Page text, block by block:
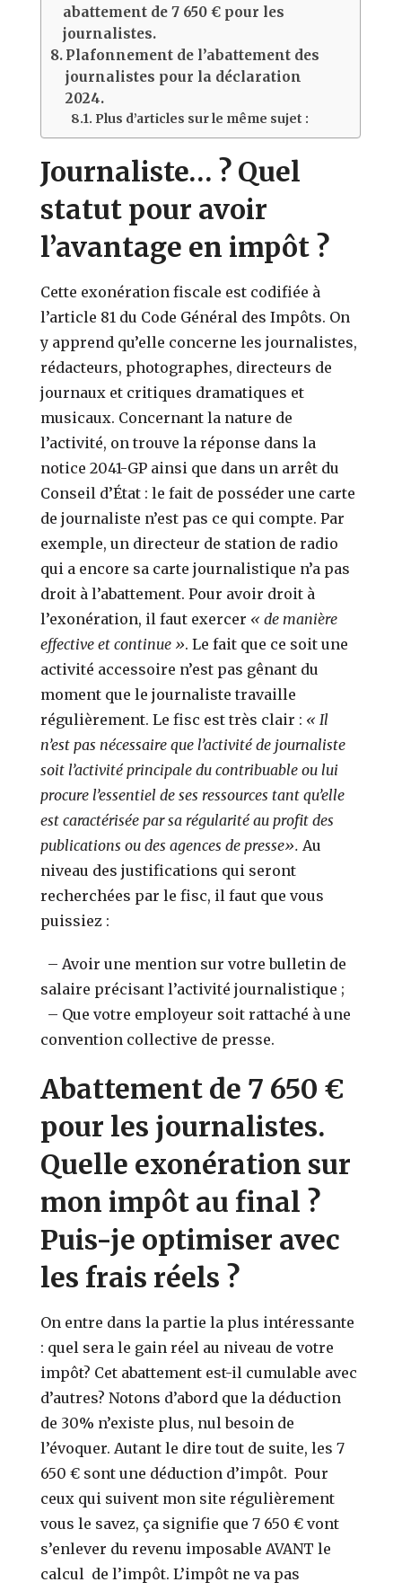
abattement de 7 650 € pour les
journalistes.
Plafonnement de l’abattement des
journalistes pour la déclaration
2024.
Plus d’articles sur le même sujet :
Journaliste… ? Quel
statut pour avoir
l’avantage en impôt ?
Cette exonération fiscale est codifiée à
l’article 81 du Code Général des Impôts. On
y apprend qu’elle concerne les journalistes,
rédacteurs, photographes, directeurs de
journaux et critiques dramatiques et
musicaux. Concernant la nature de
l’activité, on trouve la réponse dans la
notice 2041-GP ainsi que dans un arrêt du
Conseil d’État : le fait de posséder une carte
de journaliste n’est pas ce qui compte. Par
exemple, un directeur de station de radio
qui a encore sa carte journalistique n’a pas
droit à l’abattement. Pour avoir droit à
l’exonération, il faut exercer « de manière
effective et continue ». Le fait que ce soit une
activité accessoire n’est pas gênant du
moment que le journaliste travaille
régulièrement. Le fisc est très clair : « Il
n’est pas nécessaire que l’activité de journaliste
soit l’activité principale du contribuable ou lui
procure l’essentiel de ses ressources tant qu’elle
est caractérisée par sa régularité au profit des
publications ou des agences de presse». Au
niveau des justifications qui seront
recherchées par le fisc, il faut que vous
puissiez :
– Avoir une mention sur votre bulletin de
salaire précisant l’activité journalistique ;
– Que votre employeur soit rattaché à une
convention collective de presse.
Abattement de 7 650 €
pour les journalistes.
Quelle exonération sur
mon impôt au final ?
Puis-je optimiser avec
les frais réels ?
On entre dans la partie la plus intéressante
: quel sera le gain réel au niveau de votre
impôt? Cet abattement est-il cumulable avec
d’autres? Notons d’abord que la déduction
de 30% n’existe plus, nul besoin de
l’évoquer. Autant le dire tout de suite, les 7
650 € sont une déduction d’impôt. Pour
ceux qui suivent mon site régulièrement
vous le savez, ça signifie que 7 650 € vont
s’enlever du revenu imposable AVANT le
calcul de l’impôt. L’impôt ne va pas